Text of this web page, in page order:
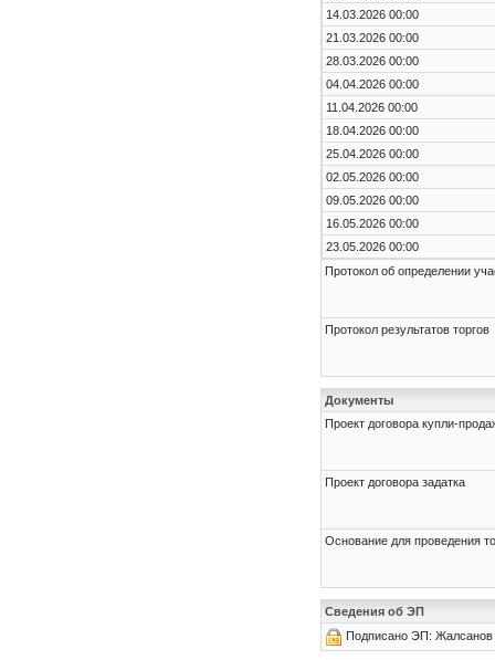
14.03.2026 00:00
21.03.2026 00:00
28.03.2026 00:00
04.04.2026 00:00
11.04.2026 00:00
18.04.2026 00:00
25.04.2026 00:00
02.05.2026 00:00
09.05.2026 00:00
16.05.2026 00:00
23.05.2026 00:00
Протокол об определении
Протокол результатов торгов
Документы
Проект договора купли-
Проект договора задатка
Основание для проведения
Сведения об ЭП
Подписано ЭП: Жалсанов